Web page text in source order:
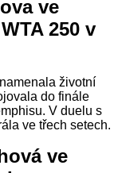
ve
250 v
životní
do finále
V duelu s
ve třech setech.
ve